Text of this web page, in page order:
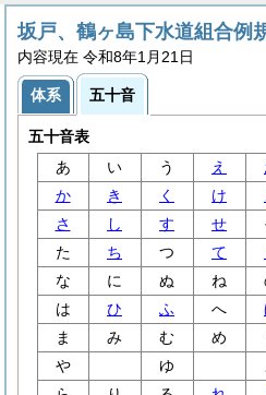
坂戸、鶴ヶ島下水道組合例
内容現在 令和8年1月21日
体系 五十音
五十音表
あ
い う え
か
き く け
さ
し す せ
た
ち つ て
な
に ぬ ね
は
ひ ふ へ
ま
み む め
や
ゆ